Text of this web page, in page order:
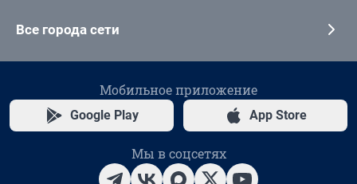
Все города сети
Мобильное приложение
Google Play App Store
Мы в соцсетях